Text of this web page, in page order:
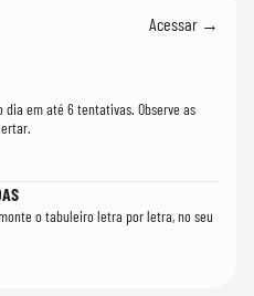
Acessar →
dia em até 6 tentativas. Observe as
o tabuleiro letra por letra, no seu